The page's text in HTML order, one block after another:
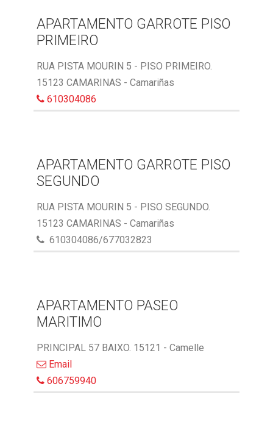
APARTAMENTO GARROTE PISO
PRIMEIRO
RUA PISTA MOURIN 5 - PISO PRIMEIRO.
15123 CAMARINAS - Camariñas
610304086
APARTAMENTO GARROTE PISO
SEGUNDO
RUA PISTA MOURIN 5 - PISO SEGUNDO.
15123 CAMARINAS - Camariñas
610304086/677032823
APARTAMENTO PASEO
MARITIMO
PRINCIPAL 57 BAIXO. 15121 - Camelle
Email
606759940